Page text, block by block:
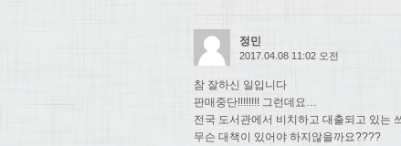
정민
2017.04.08 11:02 오전
참 잘하신 일입니다
판매중단!!!!!!!! 그런데요…
전국 도서관에서 비치하고 대출되고 있는
무슨 대책이 있어야 하지않을까요????